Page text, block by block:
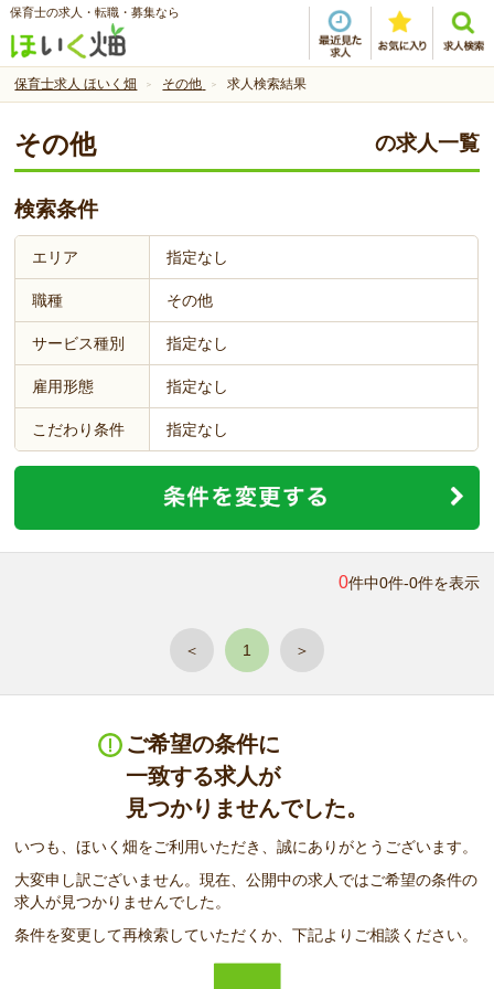
保育士の求人・転職・募集なら
保育士求人 ほいく畑 その他 求人検索結果
その他 の求人一覧
検索条件
エリア 指定なし
職種 その他
サービス種別 指定なし
雇用形態 指定なし
こだわり条件 指定なし
0件中0件-0件を表示
＜ 1 ＞
ご希望の条件に
一致する求人が
見つかりませんでした。
いつも、ほいく畑をご利用いただき、誠にありがとうございます。
大変申し訳ございません。現在、公開中の求人ではご希望の条件の
求人が見つかりませんでした。
条件を変更して再検索していただくか、下記よりご相談ください。